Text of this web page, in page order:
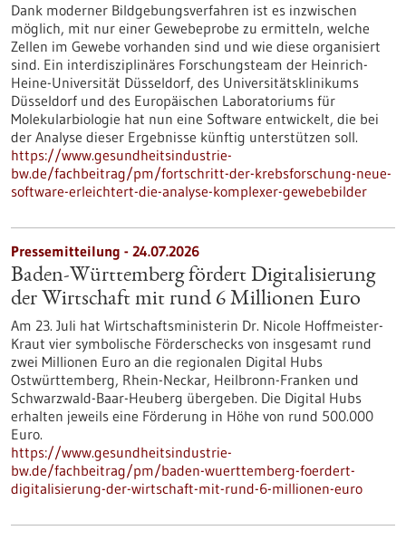
Dank moderner Bildgebungsverfahren ist es inzwischen
möglich, mit nur einer Gewebeprobe zu ermitteln, welche
Zellen im Gewebe vorhanden sind und wie diese organisiert
sind. Ein interdisziplinäres Forschungsteam der Heinrich-
Heine-Universität Düsseldorf, des Universitätsklinikums
Düsseldorf und des Europäischen Laboratoriums für
Molekularbiologie hat nun eine Software entwickelt, die bei
der Analyse dieser Ergebnisse künftig unterstützen soll.
https://www.gesundheitsindustrie-
bw.de/fachbeitrag/pm/fortschritt-der-krebsforschung-neue-
software-erleichtert-die-analyse-komplexer-gewebebilder
Pressemitteilung - 24.07.2026
Baden-Württemberg fördert Digitalisierung
der Wirtschaft mit rund 6 Millionen Euro
Am 23. Juli hat Wirtschaftsministerin Dr. Nicole Hoffmeister-
Kraut vier symbolische Förderschecks von insgesamt rund
zwei Millionen Euro an die regionalen Digital Hubs
Ostwürttemberg, Rhein-Neckar, Heilbronn-Franken und
Schwarzwald-Baar-Heuberg übergeben. Die Digital Hubs
erhalten jeweils eine Förderung in Höhe von rund 500.000
Euro.
https://www.gesundheitsindustrie-
bw.de/fachbeitrag/pm/baden-wuerttemberg-foerdert-
digitalisierung-der-wirtschaft-mit-rund-6-millionen-euro